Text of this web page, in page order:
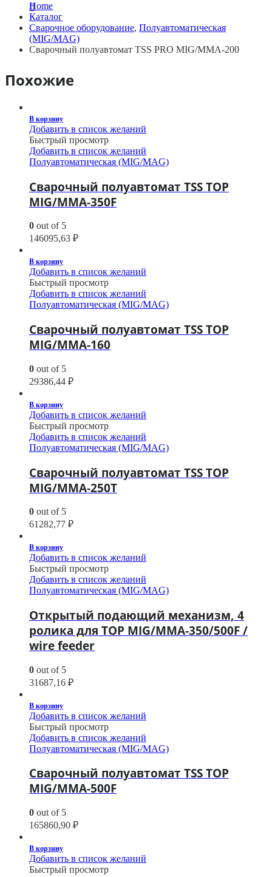
Home
Каталог
Сварочное оборудование, Полуавтоматическая
(MIG/MAG)
Сварочный полуавтомат TSS PRO MIG/MMA-200
Похожие
В корзину
Добавить в список желаний
Быстрый просмотр
Добавить в список желаний
Полуавтоматическая (MIG/MAG)
Сварочный полуавтомат TSS TOP
MIG/MMA-350F
0 out of 5
146095,63 ₽
В корзину
Добавить в список желаний
Быстрый просмотр
Добавить в список желаний
Полуавтоматическая (MIG/MAG)
Сварочный полуавтомат TSS TOP
MIG/MMA-160
0 out of 5
29386,44 ₽
В корзину
Добавить в список желаний
Быстрый просмотр
Добавить в список желаний
Полуавтоматическая (MIG/MAG)
Сварочный полуавтомат TSS TOP
MIG/MMA-250T
0 out of 5
61282,77 ₽
В корзину
Добавить в список желаний
Быстрый просмотр
Добавить в список желаний
Полуавтоматическая (MIG/MAG)
Открытый подающий механизм, 4
ролика для TOP MIG/MMA-350/500F /
wire feeder
0 out of 5
31687,16 ₽
В корзину
Добавить в список желаний
Быстрый просмотр
Добавить в список желаний
Полуавтоматическая (MIG/MAG)
Сварочный полуавтомат TSS TOP
MIG/MMA-500F
0 out of 5
165860,90 ₽
В корзину
Добавить в список желаний
Быстрый просмотр